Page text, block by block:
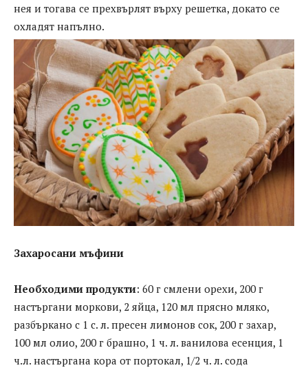
нея и тогава се прехвърлят върху решетка, докато се
охладят напълно.
Захаросани мъфини
Необходими продукти: 60 г смлени орехи, 200 г
настъргани моркови, 2 яйца, 120 мл прясно мляко,
разбъркано с 1 с. л. пресен лимонов сок, 200 г захар,
100 мл олио, 200 г брашно, 1 ч. л. ванилова есенция, 1
ч.л. настъргана кора от портокал, 1/2 ч. л. сода